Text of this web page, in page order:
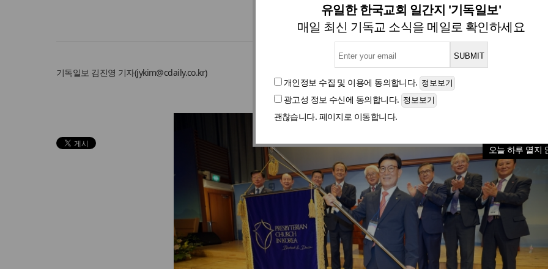
유일한 한국교회 일간지 '기독일보'
매일 최신 기독교 소식을 메일로 확인하세요
개인정보 수집 및 이용에 동의합니다.
광고성 정보 수신에 동의합니다.
괜찮습니다. 페이지로 이동합니다.
오늘 하루 열지
예장 백석대신 제45회 정기총
기독일보 김진영 기자(jykim@cdaily.co.kr)